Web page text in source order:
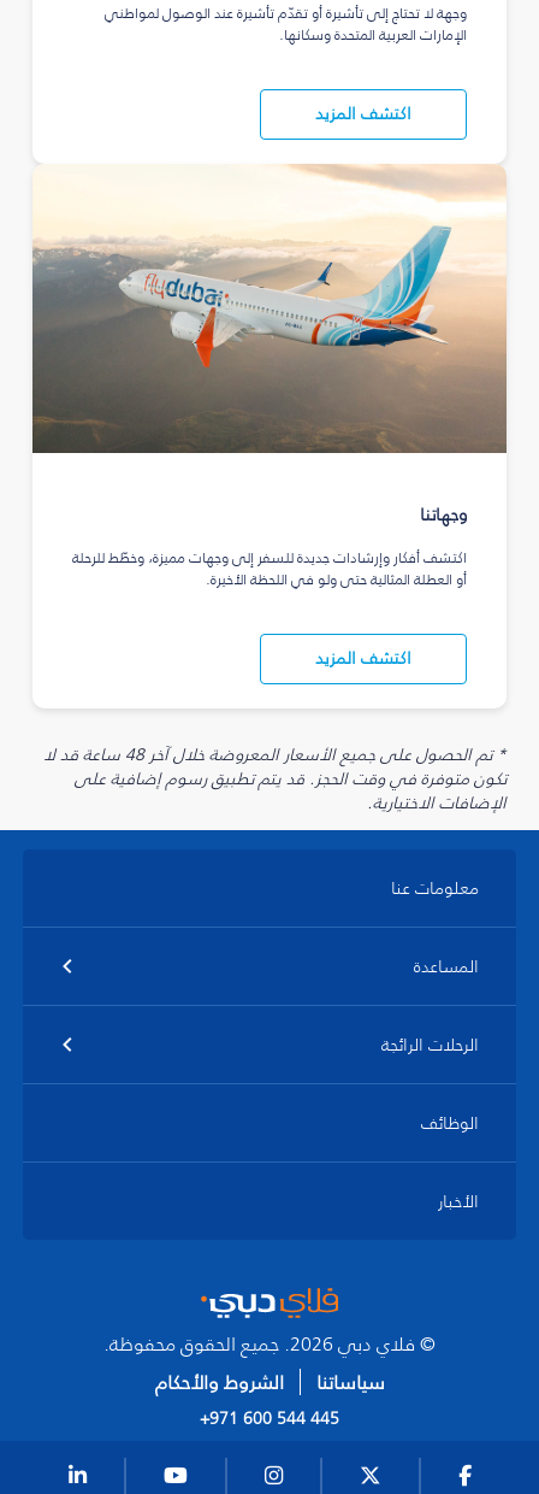
وجهة لا تحتاج إلى تأشيرة أو تقدّم تأشيرة عند الوصول لمواطني
الإمارات العربية المتحدة وسكانها.
اكتشف المزيد
وجهاتنا
اكتشف أفكار وإرشادات جديدة للسفر إلى وجهات مميزة، وخطّط للرحلة
أو العطلة المثالية حتى ولو في اللحظة الأخيرة.
اكتشف المزيد
* تم الحصول على جميع الأسعار المعروضة خلال آخر 48 ساعة قد لا
تكون متوفرة في وقت الحجز. قد يتم تطبيق رسوم إضافية على
الإضافات الاختيارية.
معلومات عنا
المساعدة
الرحلات الرائجة
الوظائف
الأخبار
© فلاي دبي 2026. جميع الحقوق محفوظة.
سياساتنا
الشروط والأحكام
+971 600 544 445